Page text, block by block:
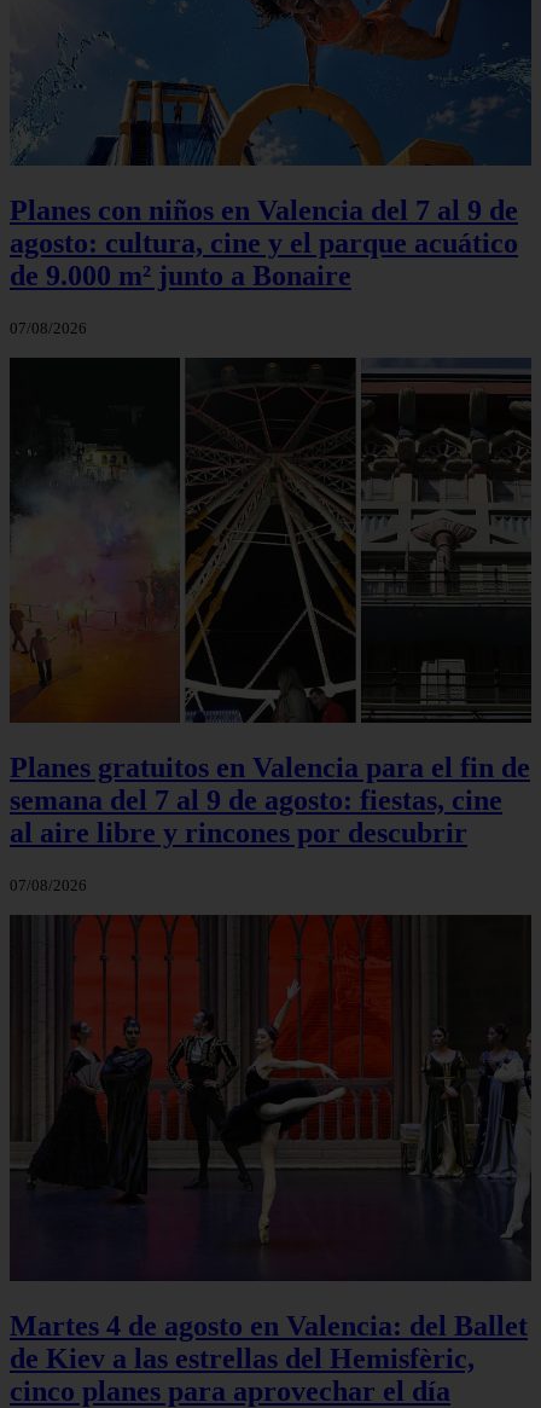
Planes con niños en Valencia del 7 al 9 de
agosto: cultura, cine y el parque acuático
de 9.000 m² junto a Bonaire
07/08/2026
Planes gratuitos en Valencia para el fin de
semana del 7 al 9 de agosto: fiestas, cine
al aire libre y rincones por descubrir
07/08/2026
Martes 4 de agosto en Valencia: del Ballet
de Kiev a las estrellas del Hemisfèric,
cinco planes para aprovechar el día